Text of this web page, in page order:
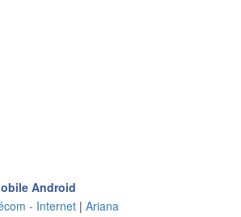
Android
- Internet | Ariana